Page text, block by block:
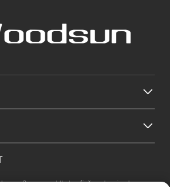
zona Dawang, grad Heshan (južno od nacionalnog